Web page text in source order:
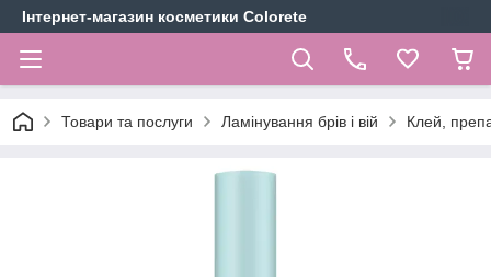
Інтернет-магазин косметики Colorete
Товари та послуги Ламінування брів і вій Клей,